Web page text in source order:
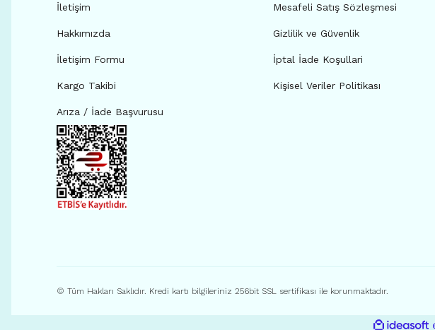
İletişim
Hakkımızda
İletişim Formu
Kargo Takibi
Arıza / İade Başvurusu
Mesafeli Satış Sözleşmesi
Gizlilik ve Güvenlik
İptal İade Koşullari
Kişisel Veriler Politikası
© Tüm Hakları Saklıdır. Kredi kartı bilgileriniz 256bit SSL sertifikası ile korunmaktadır.